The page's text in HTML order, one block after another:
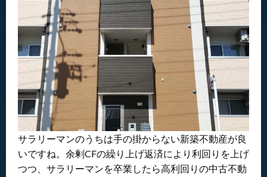
サラリーマンのうちは手の掛からない新築不動産が良
いですね。余剰CFの繰り上げ返済により利回りを上げ
つつ、サラリーマンを卒業したら高利回りの中古不動